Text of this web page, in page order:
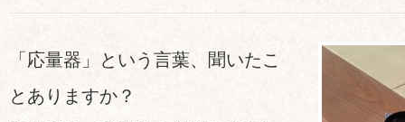
「応量器」という言葉、聞いたこ
とありますか？